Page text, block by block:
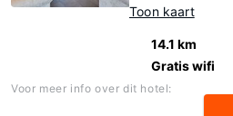
Toon kaart
14.1 km
Gratis wifi
Voor meer info over dit hotel: